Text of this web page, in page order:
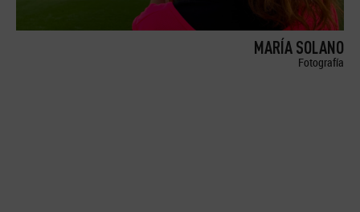
MARÍA SOLANO
Fotografía